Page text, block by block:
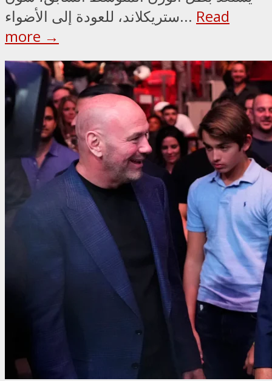
ستريكلاند، للعودة إلى الأضواء... Read
more →